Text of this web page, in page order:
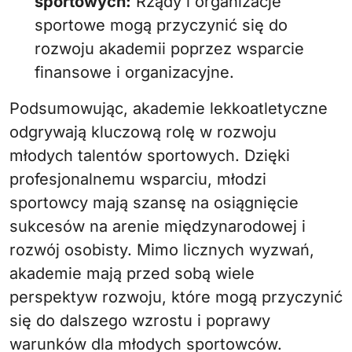
sportowe mogą przyczynić się do
rozwoju akademii poprzez wsparcie
finansowe i organizacyjne.
Podsumowując, akademie lekkoatletyczne
odgrywają kluczową rolę w rozwoju
młodych talentów sportowych. Dzięki
profesjonalnemu wsparciu, młodzi
sportowcy mają szansę na osiągnięcie
sukcesów na arenie międzynarodowej i
rozwój osobisty. Mimo licznych wyzwań,
akademie mają przed sobą wiele
perspektyw rozwoju, które mogą przyczynić
się do dalszego wzrostu i poprawy
warunków dla młodych sportowców.